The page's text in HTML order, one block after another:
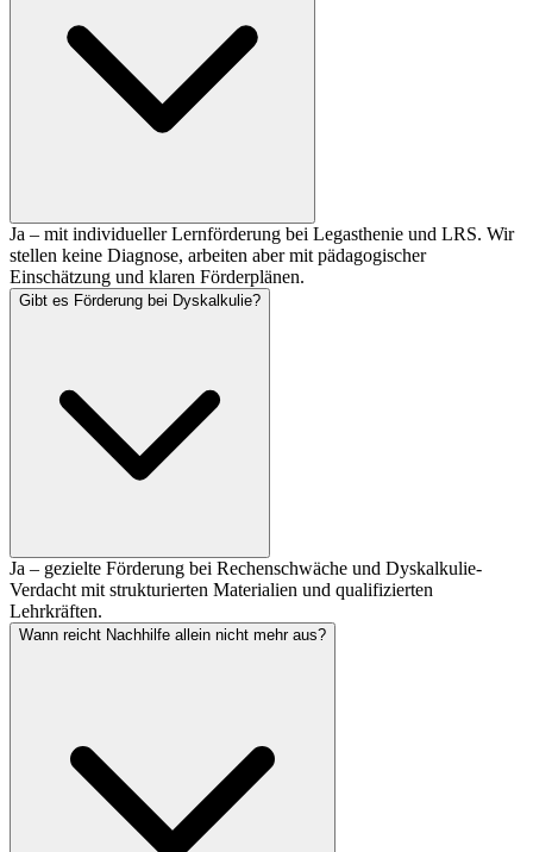
Ja – mit individueller Lernförderung bei Legasthenie und LRS. Wir
stellen keine Diagnose, arbeiten aber mit pädagogischer
Einschätzung und klaren Förderplänen.
Gibt es Förderung bei Dyskalkulie?
Ja – gezielte Förderung bei Rechenschwäche und Dyskalkulie-
Verdacht mit strukturierten Materialien und qualifizierten
Lehrkräften.
Wann reicht Nachhilfe allein nicht mehr aus?